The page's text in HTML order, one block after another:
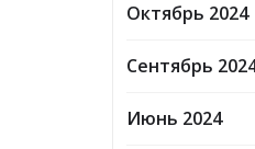
Октябрь 2024
Сентябрь
Июнь 2024